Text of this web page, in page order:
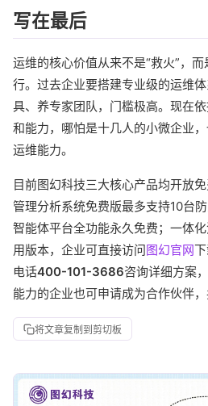
写在最后
运维的核心价值从来不是“救火”，
行。过去企业要搭建专业级的运维
具、养专家团队，门槛极高。现在
和能力，哪怕是十几人的小微企业
运维能力。
目前图幻科技三大核心产品均开放
管理分析系统免费版最多支持10台
智能体平台全功能永久免费；一体
用版本，企业可直接访问图幻官网
电话400-101-3686咨询详细方案
能力的企业也可申请成为合作伙伴，
将文章复制到剪切板